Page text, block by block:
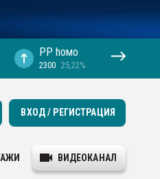
PP hомо
2300 25,22%
ВХОД / РЕГИСТРАЦИЯ
ВИДЕОКАНАЛ